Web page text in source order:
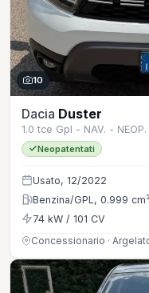
10
Dacia Duster
1.0 tce Gpl - NAV. -
Neopatentati
Usato, 12/2022
Benzina/GPL, 0.999 cm³
74 kW / 101 CV
Concessionario ·